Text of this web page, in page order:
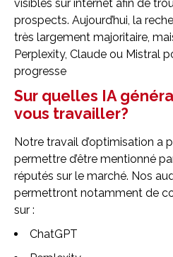
visibles sur internet afin de
prospects. Aujourd’hui, la
très largement majoritaire,
Perplexity, Claude ou Mistral
progresse
Sur quelles IA
vous travailler?
Notre travail d’optimisation a
permettre d’être mentionné
réputés sur le marché. Nos
permettront notamment de
sur :
ChatGPT